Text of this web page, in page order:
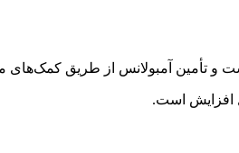
است و تأمین آمبولانس از طریق
افزایش است.